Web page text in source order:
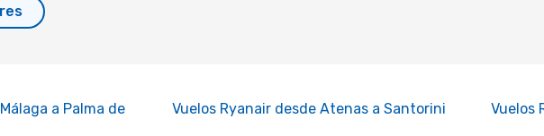
a Palma de
Vuelos Ryanair desde Atenas a Santorini Vuelos